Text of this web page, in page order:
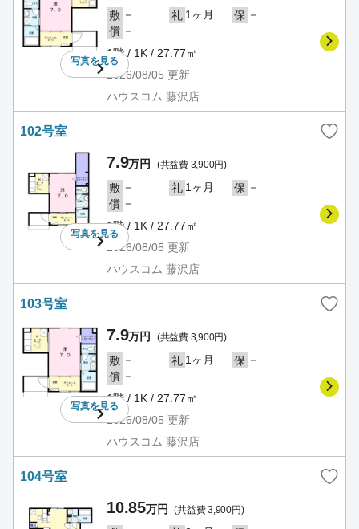
写真を見る
敷 － 礼 1ヶ月 保 －
償 －
1階 / 1K / 27.77㎡
2026/08/05 更新
ハウスコム 藤沢店
102号室
写真を見る
7.9万円 (共益費 3,900円)
敷 － 礼 1ヶ月 保 －
償 －
1階 / 1K / 27.77㎡
2026/08/05 更新
ハウスコム 藤沢店
103号室
写真を見る
7.9万円 (共益費 3,900円)
敷 － 礼 1ヶ月 保 －
償 －
1階 / 1K / 27.77㎡
2026/08/05 更新
ハウスコム 藤沢店
104号室
10.85万円 (共益費 3,900円)